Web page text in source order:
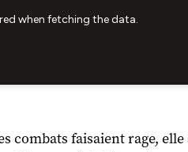
combats faisaient rage, elle